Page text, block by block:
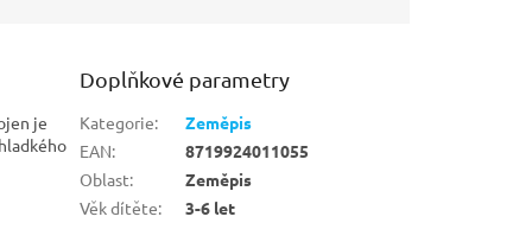
je
Doplňkové parametry
Kategorie:
Zeměpis
EAN:
8719924011055
Oblast:
Zeměpis
Věk dítěte: 3-6 let